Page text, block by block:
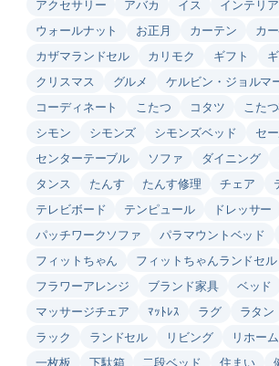
アクセサリー
アバカ イス
インテリア
ウォールナット
お正月 カーテン
カ
カザマランドセル
カリモク ギフト
クリスマス
グルメ
ケルビン・ジョルマ
コーディネート
こたつ コタツ こた
シモン
シモンズ シモンズベッド
セ
センターテーブル
ソファ ダイニング
タンス
たんす たんす修理 チェア
テレビボード
テンピュール ドレッサー
パッチワークソファ
パラマウントベッド
フィットちゃん
フィットちゃんランドセル
フラワーアレンジ
ブランド家具 ベッド
マッサージチェア
ﾏｯﾄﾚｽ ラグ ラタン
ラック
ランドセル リビング リホーム
一枚板
下駄箱 二段ベッド 住まい